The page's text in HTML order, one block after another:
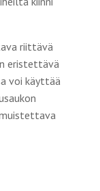
riittävä
eristettävä
voi käyttää